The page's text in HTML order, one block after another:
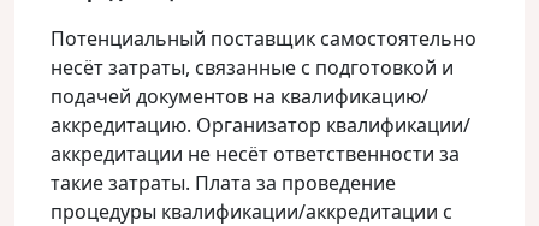
Потенциальный поставщик самостоятельно
несёт затраты, связанные с подготовкой и
подачей документов на квалификацию/
аккредитацию. Организатор квалификации/
аккредитации не несёт ответственности за
такие затраты. Плата за проведение
процедуры квалификации/аккредитации с